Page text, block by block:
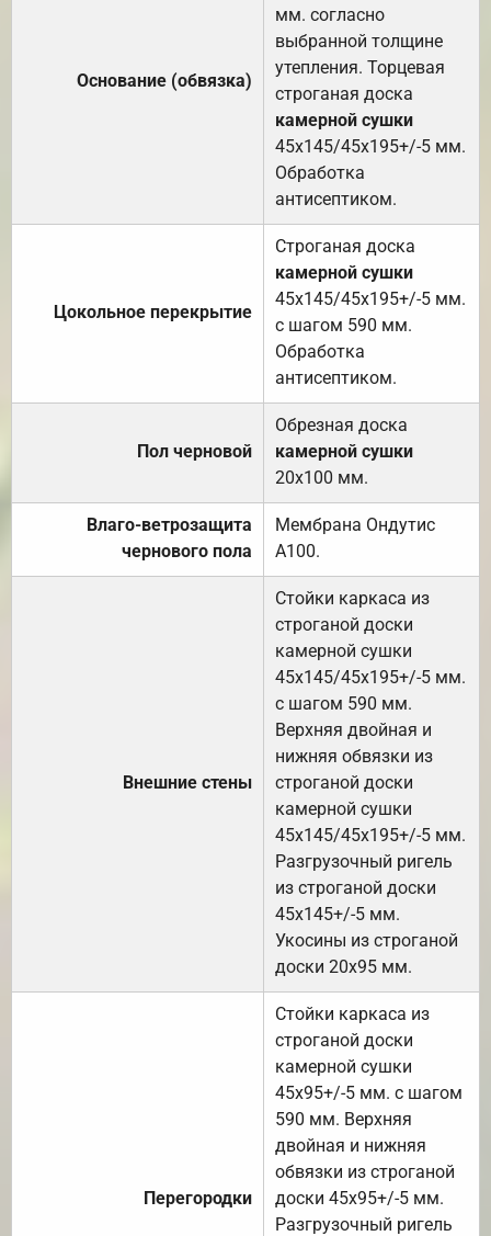
Основание (обвязка)
мм. согласно
выбранной толщине
утепления. Торцевая
строганая доска
камерной сушки
45х145/45х195+/-5 мм.
Обработка
антисептиком.
Цокольное перекрытие
Строганая доска
камерной сушки
45х145/45х195+/-5 мм.
с шагом 590 мм.
Обработка
антисептиком.
Пол черновой
Обрезная доска
камерной сушки
20х100 мм.
Влаго-ветрозащита
чернового пола
Мембрана Ондутис
А100.
Внешние стены
Стойки каркаса из
строганой доски
камерной сушки
45х145/45х195+/-5 мм.
с шагом 590 мм.
Верхняя двойная и
нижняя обвязки из
строганой доски
камерной сушки
45х145/45х195+/-5 мм.
Разгрузочный ригель
из строганой доски
45х145+/-5 мм.
Укосины из строганой
доски 20х95 мм.
Перегородки
Стойки каркаса из
строганой доски
камерной сушки
45х95+/-5 мм. с шагом
590 мм. Верхняя
двойная и нижняя
обвязки из строганой
доски 45х95+/-5 мм.
Разгрузочный ригель